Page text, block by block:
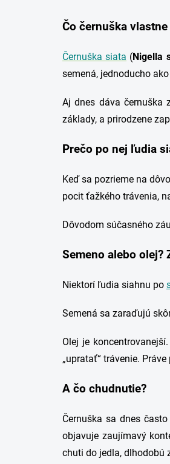
Čo černuška
Černuška siata (Nigella
semená, jednoducho
Aj dnes dáva černuška
základy, a prirodzene
Prečo po nej ľudia
Keď sa pozrieme na
pocit ťažkého trávenia,
Dôvodom súčasného
Semeno alebo olej?
Niektorí ľudia siahnu po
Semená sa zaraďujú
Olej je
„upratať“ trávenie.
A čo chudnutie?
Černuška sa dnes
objavuje zaujímavý
chuti do jedla, dlhodobú